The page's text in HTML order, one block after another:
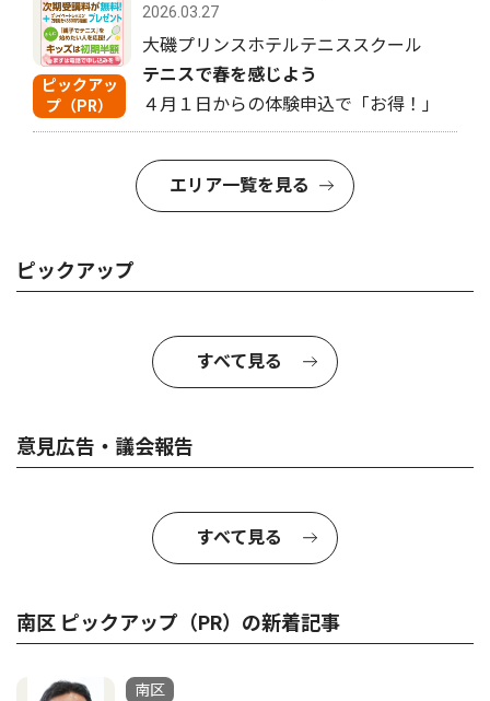
ピックアッ
プ（PR）
2026.03.27
大磯プリンスホテルテニススクール
テニスで春を感じよう
４月１日からの体験申込で「お得！」
エリア一覧を見る
ピックアップ
すべて見る
意見広告・議会報告
すべて見る
南区 ピックアップ（PR）の新着記事
南区